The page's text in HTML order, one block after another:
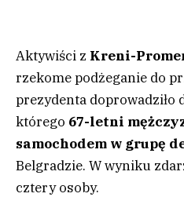
Aktywiści z Kreni-
rzekome podżeganie do
prezydenta doprowadziło
którego 67-letni
samochodem w grupę
Belgradzie. W wyniku
cztery osoby.